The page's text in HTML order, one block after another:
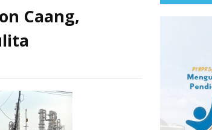
Caang,